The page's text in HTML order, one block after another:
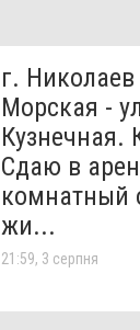
г.
Морская -
Кузнечная.
Сдаю в
комнатный
жи...
21:59, 3 серпня